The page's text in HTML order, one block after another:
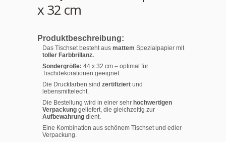
x 32 cm
Produktbeschreibung:
Das Tischset besteht aus mattem Spezialpapier mit
toller Farbbrillanz.
Sondergröße: 44 x 32 cm – optimal für
Tischdekorationen geeignet.
Die Druckfarben sind zertifiziert und
lebensmittelecht.
Die Bestellung wird in einer sehr hochwertigen
Verpackung geliefert, die gleichzeitig zur
Aufbewahrung dient.
Eine Kombination aus schönem Tischset und edler
Verpackung.